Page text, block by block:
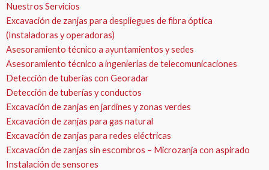
Nuestros Servicios
Excavación de zanjas para despliegues de fibra óptica
(Instaladoras y operadoras)
Asesoramiento técnico a ayuntamientos y sedes
Asesoramiento técnico a ingenierías de telecomunicaciones
Detección de tuberías con Georadar
Detección de tuberías y conductos
Excavación de zanjas en jardines y zonas verdes
Excavación de zanjas para gas natural
Excavación de zanjas para redes eléctricas
Excavación de zanjas sin escombros – Microzanja con aspirado
Instalación de sensores